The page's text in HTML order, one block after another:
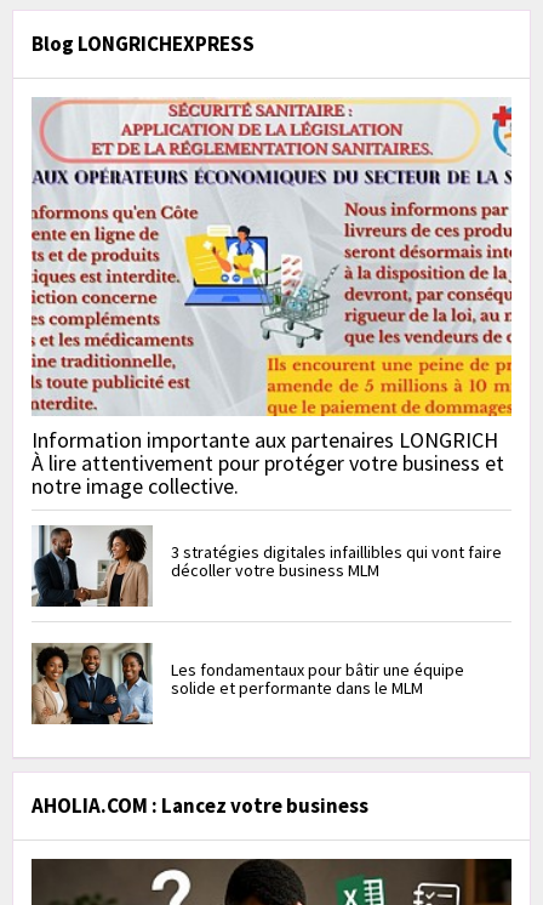
Blog LONGRICHEXPRESS
Information importante aux partenaires LONGRICH
À lire attentivement pour protéger votre business et
notre image collective.
3 stratégies digitales infaillibles qui vont faire
décoller votre business MLM
Les fondamentaux pour bâtir une équipe
solide et performante dans le MLM
AHOLIA.COM : Lancez votre business